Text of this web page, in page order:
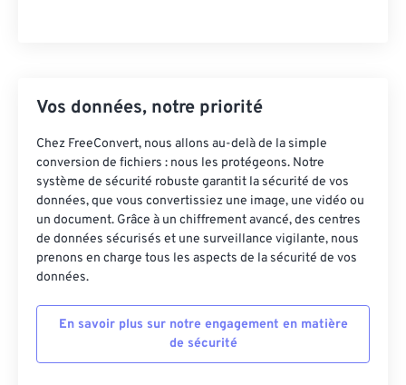
Vos données, notre priorité
Chez FreeConvert, nous allons au-delà de la simple
conversion de fichiers : nous les protégeons. Notre
système de sécurité robuste garantit la sécurité de vos
données, que vous convertissiez une image, une vidéo ou
un document. Grâce à un chiffrement avancé, des centres
de données sécurisés et une surveillance vigilante, nous
prenons en charge tous les aspects de la sécurité de vos
données.
En savoir plus sur notre engagement en matière
de sécurité